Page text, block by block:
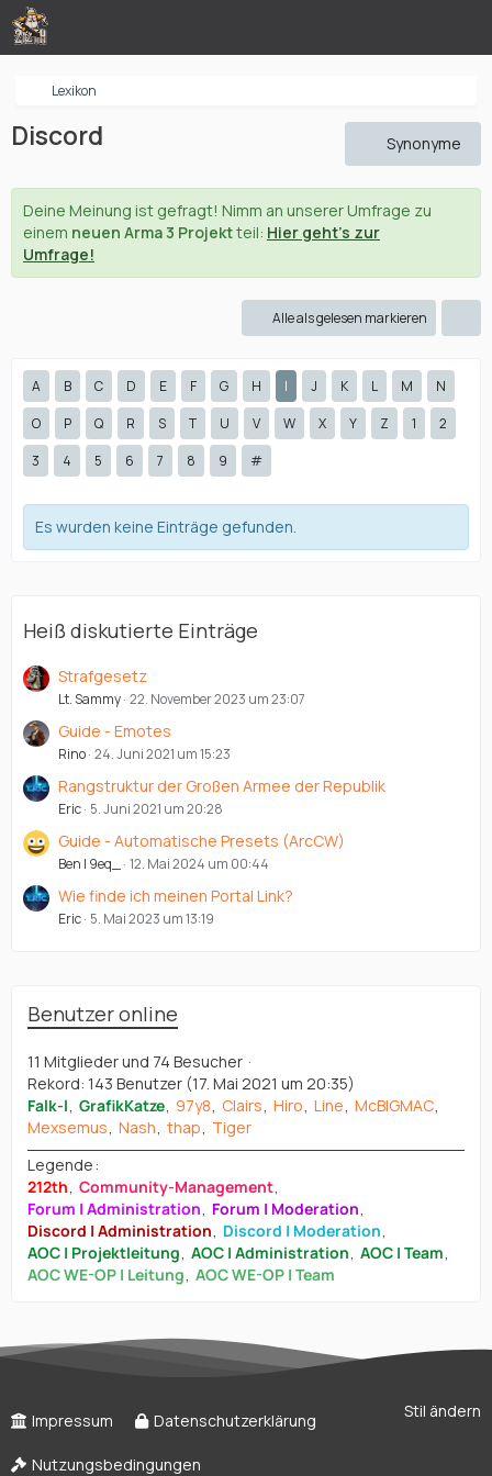
Lexikon
Discord Synonyme
Deine Meinung ist gefragt! Nimm an unserer Umfrage zu
einem neuen Arma 3 Projektteil: Hier geht's zur
Umfrage!
Alle als gelesen markieren
A B C D E F G H I J K L M
N
O
P Q R S T U V W X Y Z 1
2
3
4 5 6 7 8 9 #
Es wurden keine Einträge gefunden.
Heiß diskutierte Einträge
Strafgesetz
Lt. Sammy 22. November 2023 um 23:07
Guide - Emotes
Rino 24. Juni 2021 um 15:23
Rangstruktur der Großen Armee der Republik
Eric 5. Juni 2021 um 20:28
Guide - Automatische Presets (ArcCW)
Ben | 9eq_ 12. Mai 2024 um 00:44
Wie finde ich meinen Portal Link?
Eric 5. Mai 2023 um 13:19
Benutzer online
11 Mitglieder und 74 Besucher
Rekord: 143 Benutzer (17. Mai 2021 um 20:35)
Falk-l GrafikKatze 97y8 Clairs Hiro Line McBIGMAC
Mexsemus Nash thap
Tiger
Legende
212th Community-Management
Forum | Administration
Forum | Moderation
Discord | Administration
Discord | Moderation
AOC | Projektleitung AOC | Administration AOC | Team
AOC WE-OP | Leitung AOC WE-OP | Team
Stil ändern
Impressum Datenschutzerklärung
Nutzungsbedingungen